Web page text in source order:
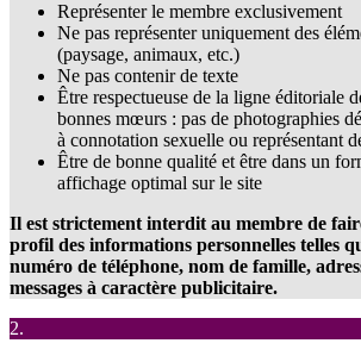
Représenter le membre exclusivement
Ne pas représenter uniquement des
(paysage, animaux, etc.)
Ne pas contenir de texte
Être respectueuse de la ligne éditoriale
bonnes mœurs : pas de photographies
à connotation sexuelle ou représentant
Être de bonne qualité et être dans un
affichage optimal sur le site
Il est strictement interdit au membre de
profil des informations personnelles telles
numéro de téléphone, nom de famille,
messages à caractère publicitaire.
2.